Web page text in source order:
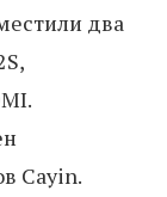
два
Cayin.